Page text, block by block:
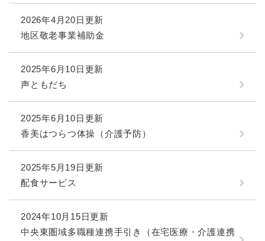
2026年4月20日更新
地区敬老事業補助金
2025年6月10日更新
声ともだち
2025年6月10日更新
香美はつらつ体操（介護予防）
2025年5月19日更新
配食サービス
2024年10月15日更新
中央東圏域多職種連携手引き（在宅医療・介護連携